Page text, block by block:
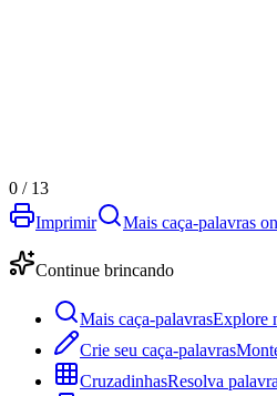
0 / 13
Imprimir
Mais caça-palavras
Continue brincando
Mais caça-palavrasExplore
Crie seu caça-palavras
CruzadinhasResolva